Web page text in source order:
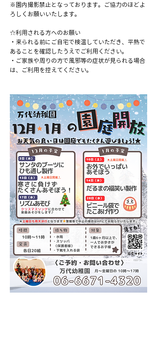
※園内撮影禁止となっております。ご協力のほどよ
ろしくお願いいたします。
☆利用される方へのお願い
・来られる前にご自宅で検温していただき、平熱で
あることを確認したうえでご利用ください。
・ご家族や周りの方で風邪等の症状が見られる場合
は、ご利用を控えてください。